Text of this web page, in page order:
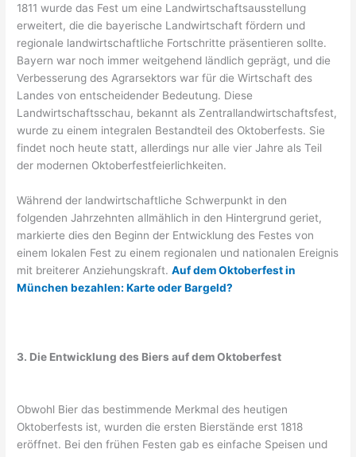
1811 wurde das Fest um eine Landwirtschaftsausstellung
erweitert, die die bayerische Landwirtschaft fördern und
regionale landwirtschaftliche Fortschritte präsentieren sollte.
Bayern war noch immer weitgehend ländlich geprägt, und die
Verbesserung des Agrarsektors war für die Wirtschaft des
Landes von entscheidender Bedeutung. Diese
Landwirtschaftsschau, bekannt als Zentrallandwirtschaftsfest,
wurde zu einem integralen Bestandteil des Oktoberfests. Sie
findet noch heute statt, allerdings nur alle vier Jahre als Teil
der modernen Oktoberfestfeierlichkeiten.
Während der landwirtschaftliche Schwerpunkt in den
folgenden Jahrzehnten allmählich in den Hintergrund geriet,
markierte dies den Beginn der Entwicklung des Festes von
einem lokalen Fest zu einem regionalen und nationalen Ereignis
mit breiterer Anziehungskraft.Auf dem Oktoberfest in
München bezahlen: Karte oder Bargeld?
3. Die Entwicklung des Biers auf dem Oktoberfest
Obwohl Bier das bestimmende Merkmal des heutigen
Oktoberfests ist, wurden die ersten Bierstände erst 1818
eröffnet. Bei den frühen Festen gab es einfache Speisen und